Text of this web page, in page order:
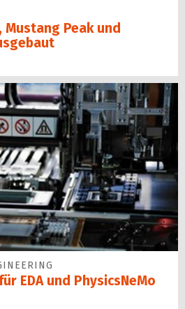
Peak und
EDA und PhysicsNeMo